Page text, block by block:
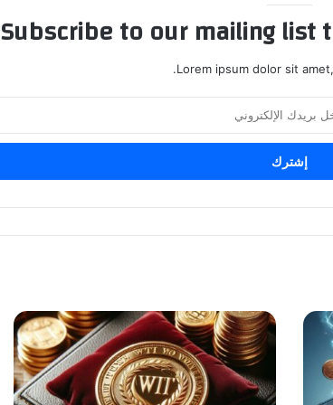
Subscribe to our mailing list
Lorem ipsum dolor sit